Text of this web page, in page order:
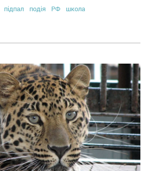
підпал подія РФ школа